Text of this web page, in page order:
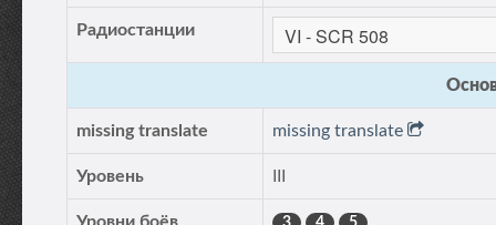
Радиостанции
missing translate missing translate
Уровень